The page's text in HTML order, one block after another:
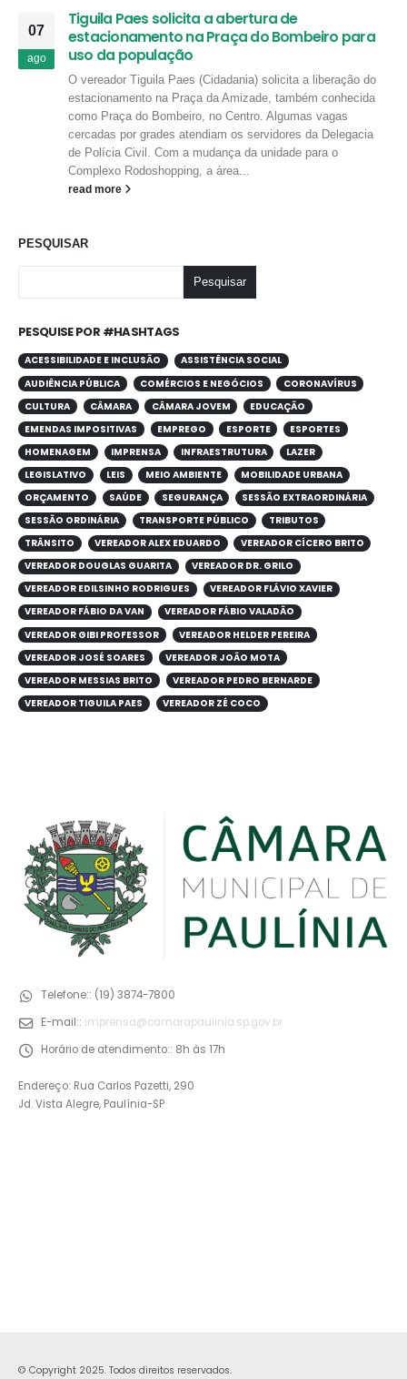
07
ago
Tiguila Paes solicita a abertura de
estacionamento na Praça do Bombeiro para
uso da população
O vereador Tiguila Paes (Cidadania) solicita a liberação do
estacionamento na Praça da Amizade, também conhecida
como Praça do Bombeiro, no Centro. Algumas vagas
cercadas por grades atendiam os servidores da Delegacia
de Polícia Civil. Com a mudança da unidade para o
Complexo Rodoshopping, a área...
read more
PESQUISAR
Pesquisar
PESQUISE POR #HASHTAGS
ACESSIBILIDADE E INCLUSÃO
ASSISTÊNCIA SOCIAL
AUDIÊNCIA PÚBLICA
COMÉRCIOS E NEGÓCIOS
CORONAVÍRUS
CULTURA
CÂMARA CÂMARA JOVEM
EDUCAÇÃO
EMENDAS IMPOSITIVAS
EMPREGO ESPORTE
ESPORTES
HOMENAGEM
IMPRENSA INFRAESTRUTURA
LAZER
LEGISLATIVO
LEIS MEIO AMBIENTE
MOBILIDADE URBANA
ORÇAMENTO
SAÚDE SEGURANÇA
SESSÃO EXTRAORDINÁRIA
SESSÃO ORDINÁRIA
TRANSPORTE PÚBLICO
TRIBUTOS
TRÂNSITO
VEREADOR ALEX EDUARDO
VEREADOR CÍCERO BRITO
VEREADOR DOUGLAS GUARITA
VEREADOR DR. GRILO
VEREADOR EDILSINHO RODRIGUES
VEREADOR FLÁVIO XAVIER
VEREADOR FÁBIO DA VAN
VEREADOR FÁBIO VALADÃO
VEREADOR GIBI PROFESSOR
VEREADOR HELDER PEREIRA
VEREADOR JOSÉ SOARES
VEREADOR JOÃO MOTA
VEREADOR MESSIAS BRITO
VEREADOR PEDRO BERNARDE
VEREADOR TIGUILA PAES
VEREADOR ZÉ COCO
Telefone:: (19) 3874-7800
E-mail:: imprensa@camarapaulinia.sp.gov.br
Horário de atendimento:: 8h às 17h
Endereço: Rua Carlos Pazetti, 290
Jd. Vista Alegre, Paulínia-SP
© Copyright 2025. Todos direitos reservados.